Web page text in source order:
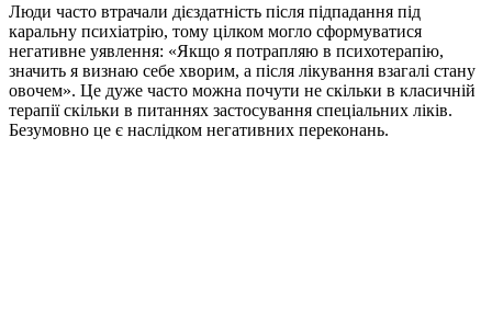
Люди часто втрачали дієздатність після підпадання під
каральну психіатрію, тому цілком могло сформуватися
негативне уявлення: «Якщо я потрапляю в психотерапію,
значить я визнаю себе хворим, а після лікування взагалі стану
овочем». Це дуже часто можна почути не скільки в класичній
терапії скільки в питаннях застосування спеціальних ліків.
Безумовно це є наслідком негативних переконань.